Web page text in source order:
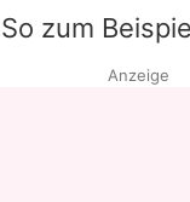
zum
Anzeige